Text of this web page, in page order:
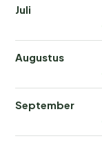
Juli
Augustus
September